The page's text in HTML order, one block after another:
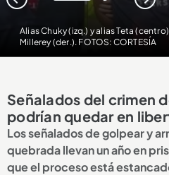
Alias Chuky (izq.) y alias Teta
Millerey (der.). FOTOS: CORTESÍA
Señalados del crimen
podrían quedar en
Los señalados de golpear y
quebrada llevan un año en
que el proceso está